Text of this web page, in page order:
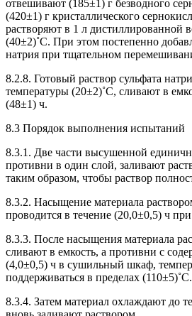
отвешивают (185±1) г безводного
(420±1) г кристаллического
растворяют в 1 л дистиллированной
(40±2)˚С. При этом постепенно
натрия при тщательном
8.2.8. Готовый раствор сульфата
температуры (20±2)˚С, сливают в
(48±1) ч.
8.3 Порядок выполнения испытаний
8.3.1. Две части высушенной
противни в один слой, заливают
таким образом, чтобы раствор
8.3.2. Насыщение материала
проводится в течение (20,0±0,5) ч
8.3.3. После насыщения материала
сливают в емкость, а противни с
(4,0±0,5) ч в сушильный шкаф,
поддерживаться в пределах (110±5)˚С.
8.3.4. Затем материал охлаждают до